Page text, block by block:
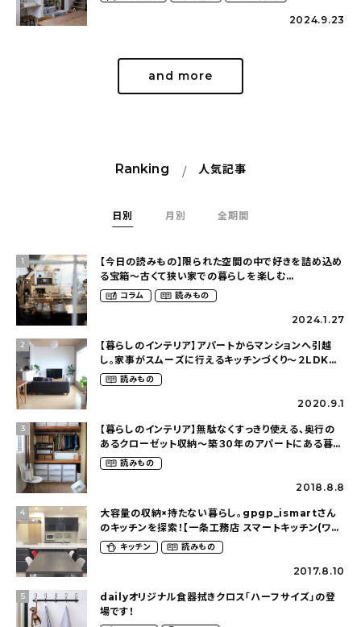
2024.9.23
and more
Ranking 人気記事
日別 月別 全期間
1
【今日の読みもの】限られた空間の中で好きを詰め込め
る宝箱〜古くて狭い家での暮らしを楽しむ
（2nyan_and_lifestylesさん）
コラム 読みもの
2024.1.27
2
【暮らしのインテリア】アパートからマンションへ引越
し。家事がスムーズに行えるキッチンづくり〜２LDKの
賃貸暮らし（mari_ppe_さん）
読みもの
2020.9.1
3
【暮らしのインテリア】無駄なくすっきり使える、奥行の
あるクローゼット収納〜築３０年のアパートにある暮ら
し（mari_ppe_さん）
読みもの
2018.8.8
4
大容量の収納×持たない暮らし。gpgp_ismartさん
のキッチンを探索！【一条工務店 スマートキッチン(ワイ
ドカウンター)】
キッチン 読みもの
2017.8.10
5
dailyオリジナル食器拭きクロス「ハーフサイズ」の登
場です！